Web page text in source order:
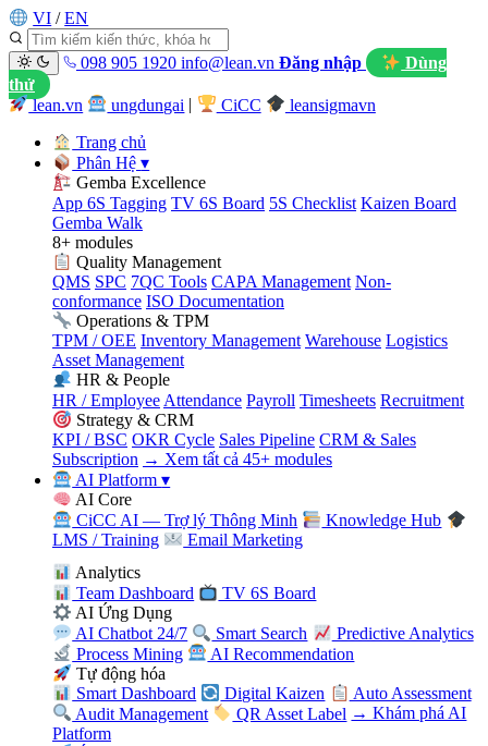
VI / EN
098 905 1920 info@lean.vn Đăng nhập
Dùng
thử
lean.vn
ungdungai CiCC leansigmavn
Trang chủ
Phân Hệ▾
Gemba Excellence
App 6S Tagging TV 6S Board 5S Checklist Kaizen Board
Gemba Walk
8+ modules
Quality Management
QMS SPC 7QC Tools CAPA Management Non-
conformance ISO Documentation
Operations & TPM
TPM / OEE Inventory Management Warehouse Logistics
Asset Management
HR & People
HR / Employee Attendance Payroll Timesheets Recruitment
Strategy & CRM
KPI / BSC OKR Cycle Sales Pipeline CRM & Sales
Subscription → Xem tất cả 45+ modules
AI Platform▾
AI Core
CiCC AI — Trợ lý Thông Minh
Knowledge Hub
LMS / Training
Email Marketing
Analytics
Team Dashboard
TV 6S Board
AI Ứng Dụng
AI Chatbot 24/7
Smart Search
Predictive Analytics
Process Mining
AI Recommendation
Tự động hóa
Smart Dashboard
Digital Kaizen
Auto Assessment
Audit Management
QR Asset Label → Khám phá AI
Platform